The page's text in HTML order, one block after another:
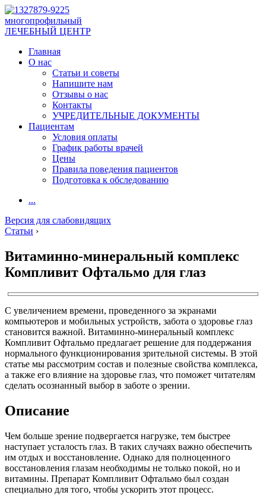
многопрофильный
ЛЕЧЕБНЫЙ ЦЕНТР
Главная
О нас
Статьи и советы
Напишите нам
Отзывы о нас
Контакты
УЧРЕДИТЕЛЬНЫЕ ДОКУМЕНТЫ
Пациентам
Условия оплаты
График работы врачей
Цены
Правила поведения пациентов
Подготовка к обследованию
...
Версия для слабовидящих
Статьи ›
Витаминно-минеральный комплекс
Компливит Офтальмо для глаз
С увеличением времени, проведенного за экранами
компьютеров и мобильных устройств, забота о здоровье глаз
становится важной. Витаминно-минеральный комплекс
Компливит Офтальмо предлагает решение для поддержания
нормального функционирования зрительной системы. В этой
статье мы рассмотрим состав и полезные свойства комплекса,
а также его влияние на здоровье глаз, что поможет читателям
сделать осознанный выбор в заботе о зрении.
Описание
Чем больше зрение подвергается нагрузке, тем быстрее
наступает усталость глаз. В таких случаях важно обеспечить
им отдых и восстановление. Однако для полноценного
восстановления глазам необходимы не только покой, но и
витамины. Препарат Компливит Офтальмо был создан
специально для того, чтобы ускорить этот процесс.